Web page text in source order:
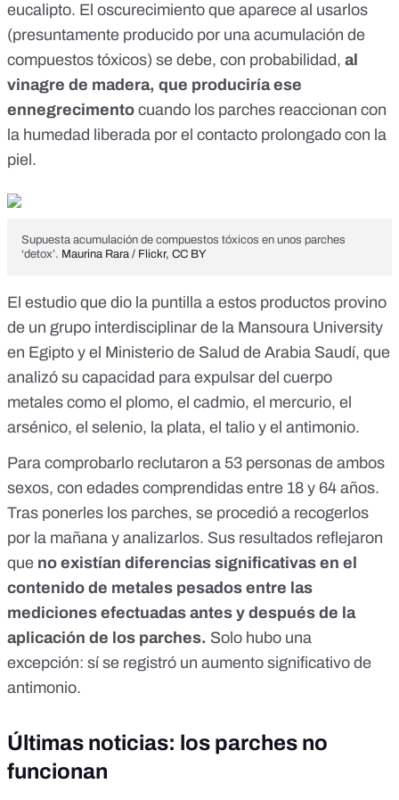
eucalipto. El oscurecimiento que aparece al usarlos
(presuntamente producido por una acumulación de
compuestos tóxicos) se debe, con probabilidad, al
vinagre de madera, que produciría ese
ennegrecimento cuando los parches reaccionan con
la humedad liberada por el contacto prolongado con la
piel.
Supuesta acumulación de compuestos tóxicos en unos parches
‘detox’. Maurina Rara / Flickr, CC BY
El estudio que dio la puntilla a estos productos provino
de un grupo interdisciplinar de la Mansoura University
en Egipto y el Ministerio de Salud de Arabia Saudí, que
analizó su capacidad para expulsar del cuerpo
metales como el plomo, el cadmio, el mercurio, el
arsénico, el selenio, la plata, el talio y el antimonio.
Para comprobarlo reclutaron a 53 personas de ambos
sexos, con edades comprendidas entre 18 y 64 años.
Tras ponerles los parches, se procedió a recogerlos
por la mañana y analizarlos. Sus resultados reflejaron
que no existían diferencias significativas en el
contenido de metales pesados entre las
mediciones efectuadas antes y después de la
aplicación de los parches. Solo hubo una
excepción: sí se registró un aumento significativo de
antimonio.
Últimas noticias: los parches no
funcionan